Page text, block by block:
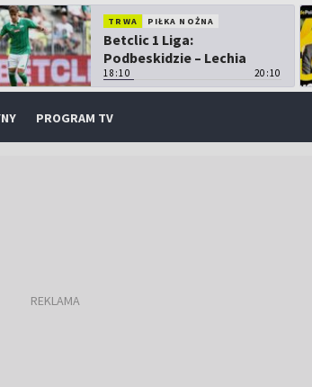
TRWA PIŁKA NOŻNA
Betclic 1 Liga:
Podbeskidzie – Lechia
Gdańsk
18:10 20:10
PROGRAM TV